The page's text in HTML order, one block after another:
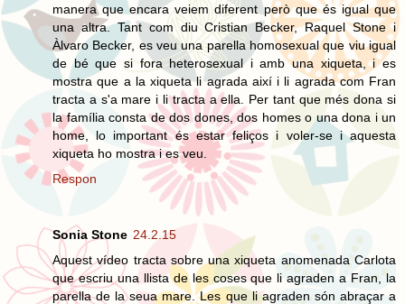
manera que encara veiem diferent però que és igual que
una altra. Tant com diu Cristian Becker, Raquel Stone i
Àlvaro Becker, es veu una parella homosexual que viu igual
de bé que si fora heterosexual i amb una xiqueta, i es
mostra que a la xiqueta li agrada així i li agrada com Fran
tracta a s'a mare i li tracta a ella. Per tant que més dona si
la família consta de dos dones, dos homes o una dona i un
home, lo important és estar feliços i voler-se i aquesta
xiqueta ho mostra i es veu.
Respon
Sonia Stone 24.2.15
Aquest vídeo tracta sobre una xiqueta anomenada Carlota
que escriu una llista de les coses que li agraden a Fran, la
parella de la seua mare. Les que li agraden són abraçar a